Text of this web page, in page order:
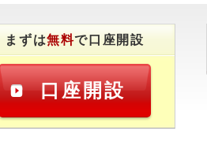
まずは無料で口座開設
口座開設